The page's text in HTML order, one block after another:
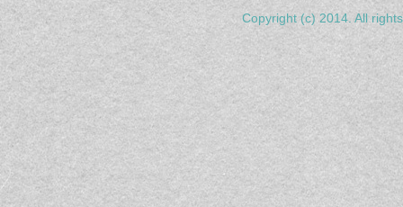
Copyright (c) 2014. All